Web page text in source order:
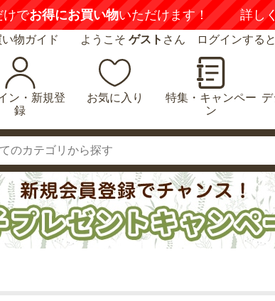
けでお得にお買い物いただけます！ 詳し
物ガイド ようこそ ゲスト さん ログインする
ン・新規登
録
お気に入り
特集・キャンペー
ン